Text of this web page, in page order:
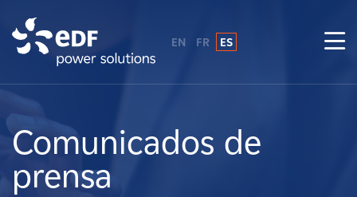
Sobre nosotros
Qué hacemos
EN FR ES
Comunicados de
prensa